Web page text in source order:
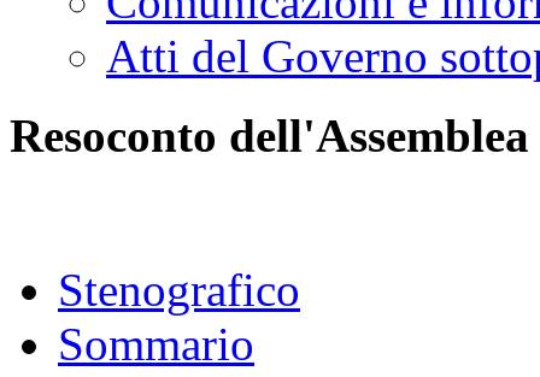
Atti del Governo
Resoconto dell'Assemblea
Stenografico
Sommario